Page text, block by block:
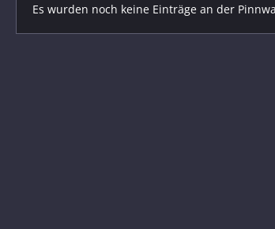
Es wurden noch keine Einträge an der